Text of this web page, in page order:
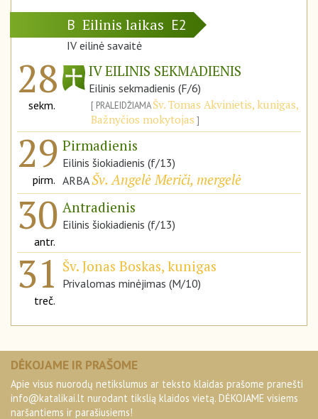
B Eilinis laikas E2
IV eilinė savaitė
28
sekm.
IV EILINIS SEKMADIENIS
Eilinis sekmadienis (F/6)
PRALEIDŽIAMAŠv. Tomas Akvinietis, kunigas,
Bažnyčios mokytojas
29
pirm.
Pirmadienis
Eilinis šiokiadienis (f/13)
ARBAŠv. Angelė Meriči, mergelė
30
antr.
Antradienis
Eilinis šiokiadienis (f/13)
31
treč.
Šv. Jonas Boskas, kunigas
Privalomas minėjimas (M/10)
DĖKOJAME IR PRAŠOME
Apie visus nuorodų netikslumus ar teksto klaidas prašome pranešti
info@katalikai.lt nurodant tikslią klaidos vietą. DĖKOJAME visiems
naršantiems ir parašiusiems!